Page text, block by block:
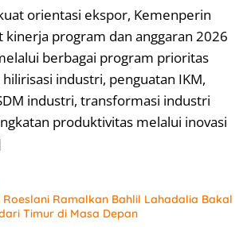
orientasi ekspor, Kemenperin
program dan anggaran 2026
berbagai program prioritas
industri, penguatan IKM,
industri, transformasi industri
produktivitas melalui inovasi
Roeslani Ramalkan Bahlil Lahadalia Bakal
Timur di Masa Depan